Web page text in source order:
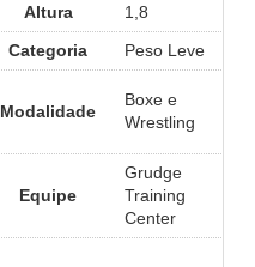
Altura
1,8
Categoria
Peso Leve
Modalidade
Boxe e
Wrestling
Equipe
Grudge
Training
Center